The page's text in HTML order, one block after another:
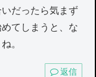
だったら気まず
てしまうと、な
。
返信